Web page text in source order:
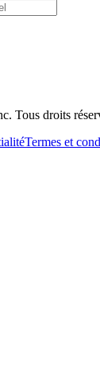
Tous droits
Termes et